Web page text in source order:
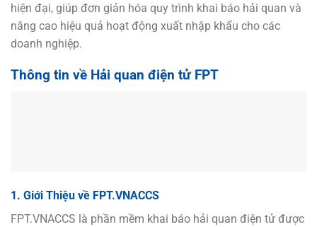
hiện đại, giúp đơn giản hóa quy trình khai báo hải quan và
nâng cao hiệu quả hoạt động xuất nhập khẩu cho các
doanh nghiệp.
Thông tin về Hải quan điện tử FPT
1. Giới Thiệu về FPT.VNACCS
FPT.VNACCS là phần mềm khai báo hải quan điện tử được